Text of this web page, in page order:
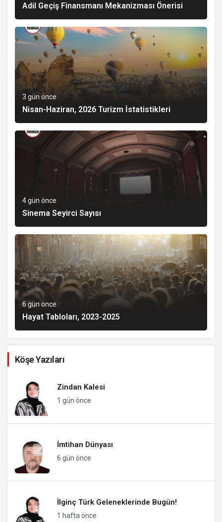
Adil Geçiş Finansmanı Mekanizması Önerisi
3 gün önce
Nisan-Haziran, 2026 Turizm İstatistikleri
4 gün önce
Sinema Seyirci Sayısı
6 gün önce
Hayat Tabloları, 2023-2025
Köşe Yazıları
Zindan Kalesi
1 gün önce
İmtihan Dünyası
6 gün önce
İlginç Türk Geleneklerinde Bugün!
1 hafta önce